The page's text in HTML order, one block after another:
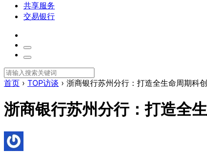
共享服务
交易银行
首页 › TOP访谈 › 浙商银行苏州分行：打造全生命周期科
浙商银行苏州分行：打造全